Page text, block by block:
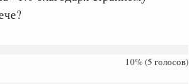
10% (5 голосов)